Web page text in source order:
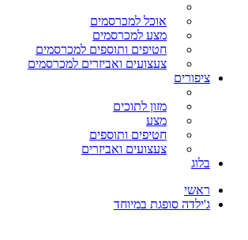
אוכל למכרסמים
מצע למכרסמים
חטיפים ותוספים למכרסמים
צעצועים ואביזרים למכרסמים
ציפורים
מזון לתוכים
מצע
חטיפים ותוספים
צעצועים ואביזרים
בלוג
ראשי
ג'ילדה סופגת במיוחד